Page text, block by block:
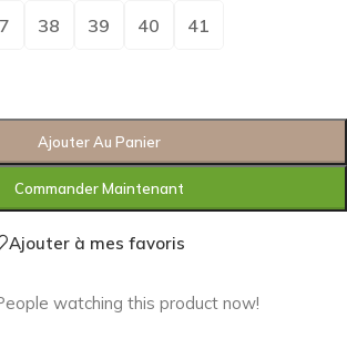
38 39 40 41
Ajouter Au Panier
Commander Maintenant
Ajouter à mes favoris
watching this product now!